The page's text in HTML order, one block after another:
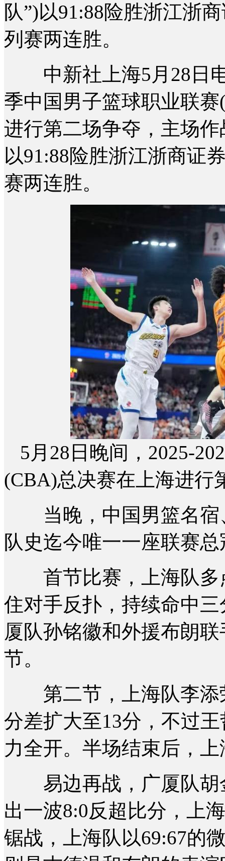
队”)以91:88险胜浙江浙
列赛两连胜。
中新社上海5月28日电
季中国男子篮球职业联
进行第二场争夺，主场
以91:88险胜浙江浙商证
赛两连胜。
5月28日晚间，2025-
(CBA)总决赛在上海进行
当晚，中国男篮名宿
队史迄今唯一一座联赛
首节比赛，上海队多
住对手反扑，持续命中
厦队孙铭徽和外援布朗
节。
第二节，上海队李添
分差扩大至13分，不过
力全开。半场结束后，
易边再战，广厦队胡
出一波8:0反超比分，上
锯战，上海队以69:67的